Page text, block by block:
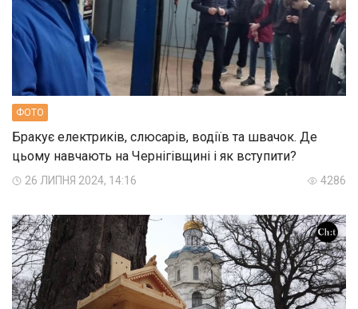
ФОТО
Бракує електриків, слюсарів, водіїв та швачок. Де
цьому навчають на Чернігівщині і як вступити?
26 ЛИПНЯ 2024, 14:16 4286